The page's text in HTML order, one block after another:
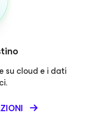
su cloud e i dati